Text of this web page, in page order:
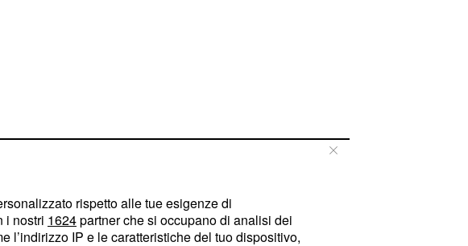
rispetto alle tue esigenze di
i nostri 1624partner che si occupano di analisi dei
l’indirizzo IP e le caratteristiche del tuo dispositivo,